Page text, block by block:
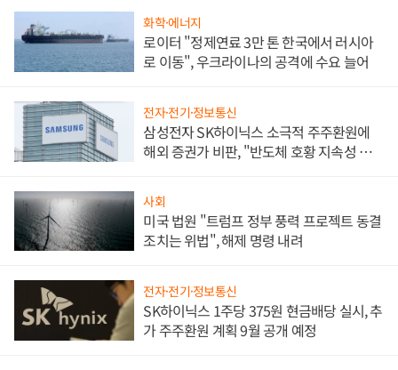
화학·에너지
로이터 "정제연료 3만 톤 한국에서 러시아
로 이동", 우크라이나의 공격에 수요 늘어
전자·전기·정보통신
삼성전자 SK하이닉스 소극적 주주환원에
해외 증권가 비판, "반도체 호황 지속성 의
사회
미국 법원 "트럼프 정부 풍력 프로젝트 동결
조치는 위법", 해제 명령 내려
전자·전기·정보통신
SK하이닉스 1주당 375원 현금배당 실시, 추
가 주주환원 계획 9월 공개 예정